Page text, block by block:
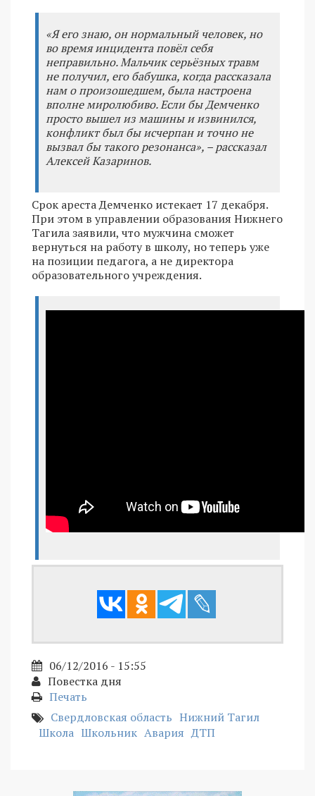
«Я его знаю, он нормальный человек, но
во время инцидента повёл себя
неправильно. Мальчик серьёзных травм
не получил, его бабушка, когда рассказала
нам о произошедшем, была настроена
вполне миролюбиво. Если бы Демченко
просто вышел из машины и извинился,
конфликт был бы исчерпан и точно не
вызвал бы такого резонанса», – рассказал
Алексей Казаринов.
Срок ареста Демченко истекает 17 декабря.
При этом в управлении образования Нижнего
Тагила заявили, что мужчина сможет
вернуться на работу в школу, но теперь уже
на позиции педагога, а не директора
образовательного учреждения.
06/12/2016 - 15:55
Повестка дня
Печать
Свердловская область Нижний Тагил
Школа Школьник Авария ДТП